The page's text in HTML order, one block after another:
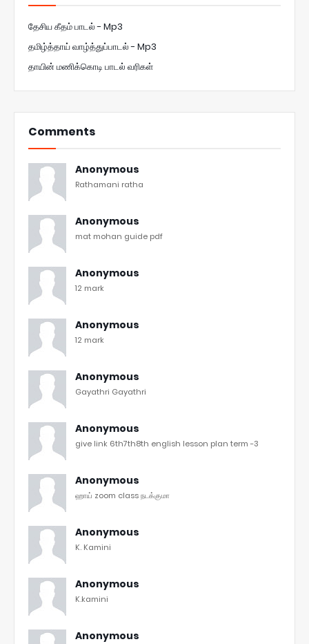
தேசிய கீதம் பாடல் - Mp3
தமிழ்த்தாய் வாழ்த்துப்பாடல் - Mp3
தாயின் மணிக்கொடி பாடல் வரிகள்
Comments
Anonymous
Rathamani ratha
Anonymous
mat mohan guide pdf
Anonymous
12 mark
Anonymous
12 mark
Anonymous
Gayathri Gayathri
Anonymous
give link 6th7th8th english lesson plan term -3
Anonymous
ஹாய் zoom class நடக்குமா
Anonymous
K. Kamini
Anonymous
K.kamini
Anonymous